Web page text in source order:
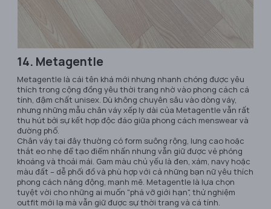
14. Metagentle
Metagentle là cái tên khá mới nhưng nhanh chóng được yêu
thích trong cộng đồng yêu thời trang nhờ vào phong cách cá
tính, đậm chất unisex. Dù không chuyên sâu vào dòng váy,
nhưng những mẫu chân váy xếp ly dài của Metagentle vẫn rất
thu hút bởi sự kết hợp độc đáo giữa phong cách menswear và
đường phố.
Chân váy tại đây thường có form suông rộng, lưng cao hoặc
thắt eo nhẹ để tạo điểm nhấn nhưng vẫn giữ được vẻ phóng
khoáng và thoải mái. Gam màu chủ yếu là đen, xám, navy hoặc
màu đất – dễ phối đồ và phù hợp với cả những bạn nữ yêu thích
phong cách năng động, mạnh mẽ. Metagentle là lựa chọn
tuyệt vời cho những ai muốn "phá vỡ giới hạn", thử nghiệm
outfit mới lạ mà vẫn giữ được sự thời trang và cá tính.